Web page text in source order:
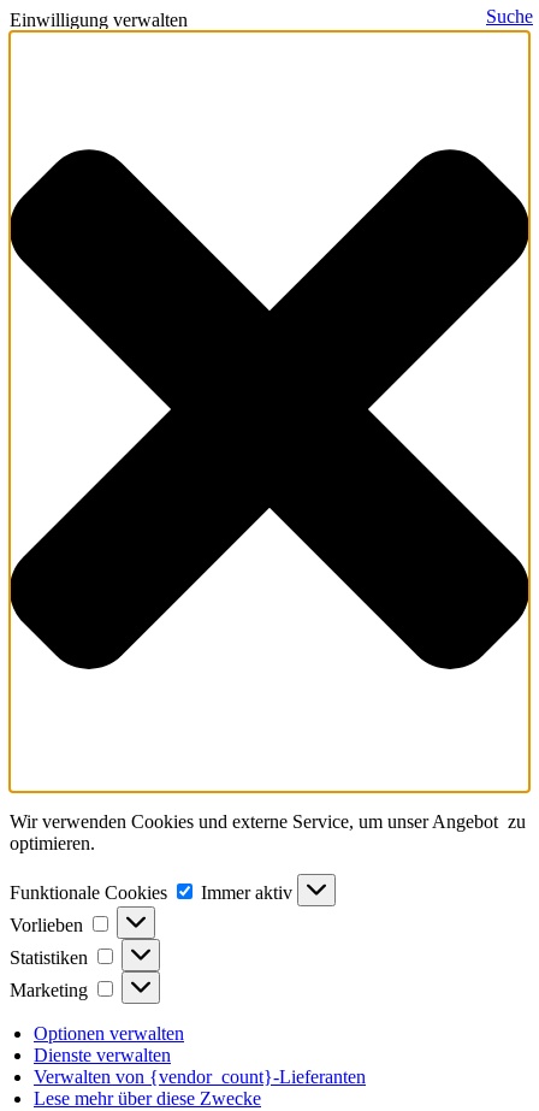
Einwilligung verwalten
Wir verwenden Cookies und externe Service, um unser Angebot zu
optimieren.
Funktionale Cookies
Funktionale
Cookies
Immer aktiv
Vorlieben
Vorlieben
Statistiken Statistiken
Marketing Marketing
Optionen verwalten
Dienste verwalten
Verwalten von {vendor_count}-Lieferanten
Lese mehr über diese Zwecke
Suche